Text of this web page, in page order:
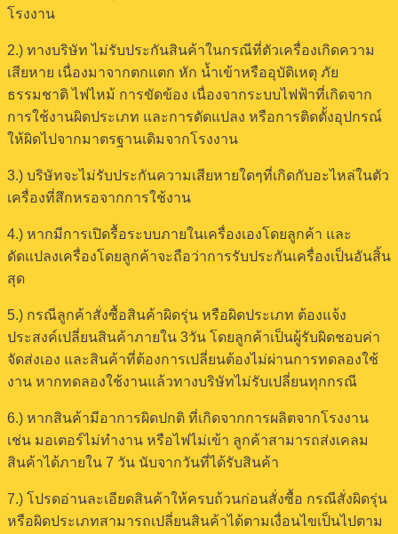
โรงงาน
2.) ทางบริษัท ไม่รับประกันสินค้าในกรณีที่ตัวเครื่องเกิดความ
เสียหาย เนื่องมาจากตกแตก หัก น้ำเข้าหรืออุบัติเหตุ ภัย
ธรรมชาติ ไฟไหม้ การขัดข้อง เนื่องจากระบบไฟฟ้าที่เกิดจาก
การใช้งานผิดประเภท และการดัดแปลง หรือการติดตั้งอุปกรณ์
ให้ผิดไปจากมาตรฐานเดิมจากโรงงาน
3.) บริษัทจะไม่รับประกันความเสียหายใดๆที่เกิดกับอะไหล่ในตัว
เครื่องที่สึกหรอจากการใช้งาน
4.) หากมีการเปิดรื้อระบบภายในเครื่องเองโดยลูกค้า และ
ดัดแปลงเครื่องโดยลูกค้าจะถือว่าการรับประกันเครื่องเป็นอันสิ้น
สุด
5.) กรณีลูกค้าสั่งซื้อสินค้าผิดรุ่น หรือผิดประเภท ต้องแจ้ง
ประสงค์เปลี่ยนสินค้าภายใน 3วัน โดยลูกค้าเป็นผู้รับผิดชอบค่า
จัดส่งเอง และสินค้าที่ต้องการเปลี่ยนต้องไม่ผ่านการทดลองใช้
งาน หากทดลองใช้งานแล้วทางบริษัทไม่รับเปลี่ยนทุกกรณี
6.) หากสินค้ามีอาการผิดปกติ ที่เกิดจากการผลิตจากโรงงาน
เช่น มอเตอร์ไม่ทำงาน หรือไฟไม่เข้า ลูกค้าสามารถส่งเคลม
สินค้าได้ภายใน 7 วัน นับจากวันที่ได้รับสินค้า
7.) โปรดอ่านละเอียดสินค้าให้ครบถ้วนก่อนสั่งซื้อ กรณีสั่งผิดรุ่น
หรือผิดประเภทสามารถเปลี่ยนสินค้าได้ตามเงื่อนไขเป็นไปตาม